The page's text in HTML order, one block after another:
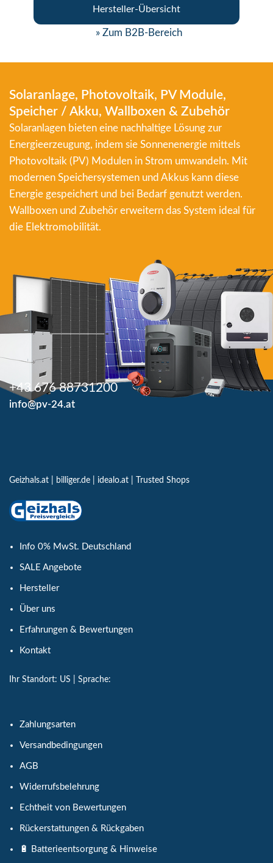
Hersteller-Übersicht
» Zum B2B-Bereich
Solaranlage, Photovoltaik, PV Module,
Speicher / Akku, Wallboxen & Zubehör
Solaranlagen bieten eine nachhaltige Lösung zur
Energieerzeugung, indem sie Sonnenenergie mittels
Photovoltaik (PV) Modulen in Strom umwandeln. Mit
modernen Speichersystemen und Akkus kann diese
Energie gespeichert und bei Bedarf genutzt werden.
Wallboxen und Zubehör erweitern das System ideal für
die Elektromobilität.
+43 676 88731200
info@pv-24.at
Geizhals.at billiger.de idealo.at Trusted Shops
Info 0% MwSt. Deutschland
SALE Angebote
Hersteller
Über uns
Erfahrungen & Bewertungen
Kontakt
Ihr Standort: US | Sprache:
Zahlungsarten
Versandbedingungen
AGB
Widerrufsbelehrung
Echtheit von Bewertungen
Rückerstattungen & Rückgaben
🔋 Batterieentsorgung & Hinweise